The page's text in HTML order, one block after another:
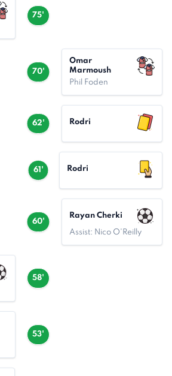
75'
70'
Omar
Marmoush
Phil Foden
62' Rodri
61' Rodri
60'
Rayan Cherki
Assist: Nico O'Reilly
58'
53'